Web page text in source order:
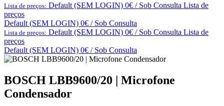
Lista de preços: Default (SEM LOGIN) 0€ / Sob Consulta Lista de
preços
Default (SEM LOGIN) 0€ / Sob Consulta
Lista de preços: Default (SEM LOGIN) 0€ / Sob Consulta Lista de
preços
Default (SEM LOGIN) 0€ / Sob Consulta
BOSCH LBB9600/20 | Microfone
Condensador